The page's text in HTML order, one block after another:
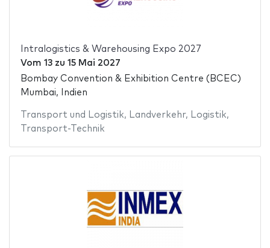
Intralogistics & Warehousing Expo 2027
Vom 13zu 15 Mai 2027
Bombay Convention & Exhibition Centre (BCEC)
Mumbai, Indien
Transport und Logistik, Landverkehr, Logistik,
Transport-Technik